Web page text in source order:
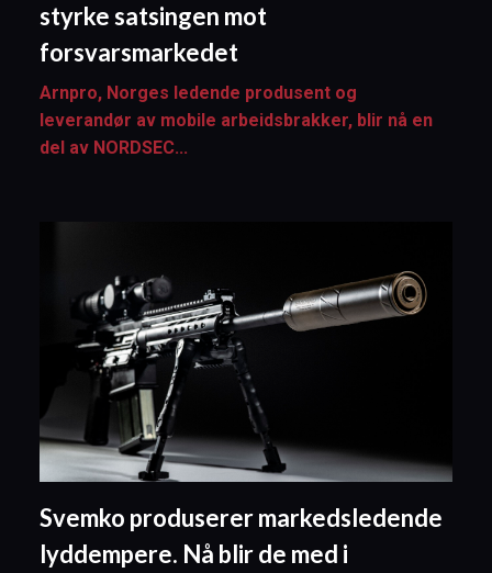
styrke satsingen mot
forsvarsmarkedet
Arnpro, Norges ledende produsent og
leverandør av mobile arbeidsbrakker, blir nå en
del av NORDSEC...
Svemko produserer markedsledende
lyddempere. Nå blir de med i